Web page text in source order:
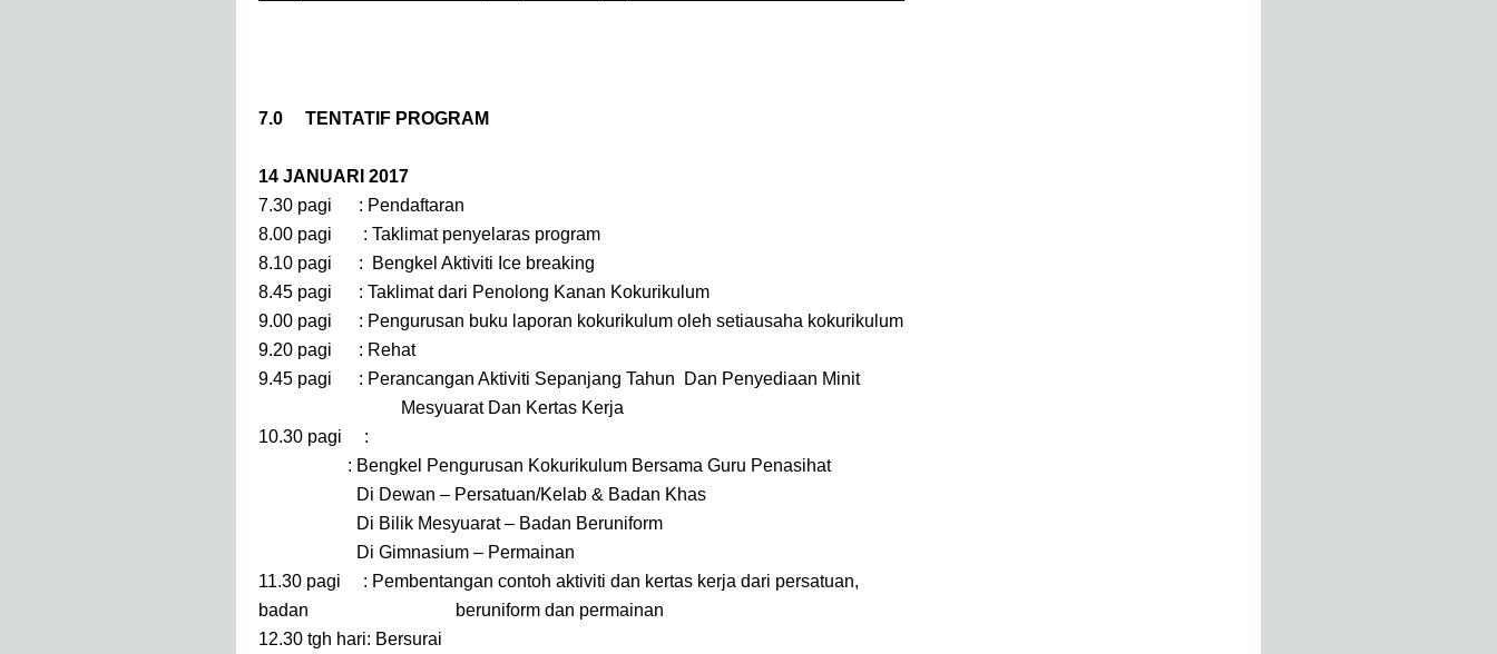
7.0 TENTATIF PROGRAM
14 JANUARI 2017
7.30 pagi : Pendaftaran
8.00 pagi : Taklimat penyelaras program
8.10 pagi : Bengkel Aktiviti Ice breaking
8.45 pagi : Taklimat dari Penolong Kanan Kokurikulum
9.00 pagi : Pengurusan buku laporan kokurikulum oleh setiausaha kokurikulum
9.20 pagi : Rehat
9.45 pagi : Perancangan Aktiviti Sepanjang Tahun Dan Penyediaan Minit
Mesyuarat Dan Kertas Kerja
10.30 pagi :
: Bengkel Pengurusan Kokurikulum Bersama Guru Penasihat
Di Dewan – Persatuan/Kelab & Badan Khas
Di Bilik Mesyuarat – Badan Beruniform
Di Gimnasium – Permainan
11.30 pagi : Pembentangan contoh aktiviti dan kertas kerja dari persatuan,
badan beruniform dan permainan
12.30 tgh hari: Bersurai